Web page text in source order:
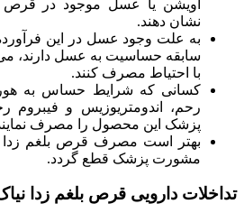
آویشن یا عسل موجود در
نشان دهند.
به علت وجود عسل در این
سابقه حساسیت به عسل دارند،
با احتیاط مصرف کنند.
کسانی که شرایط حساس به
رحم، اندومتریوزیس و فیبروم
پزشک این محصول را مصرف
بهتر است مصرف قرص بلغم زدا
مشورت پزشک قطع گردد.
تداخلات دارویی قرص بلغم زدا